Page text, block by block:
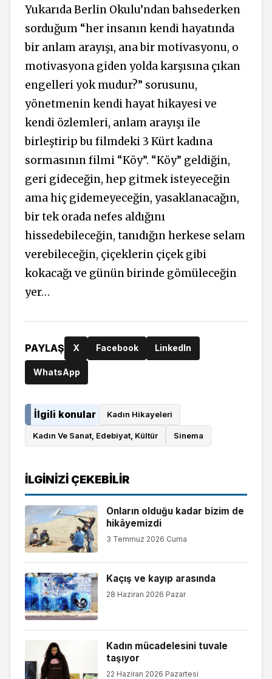
Yukarıda Berlin Okulu’ndan bahsederken
sorduğum “her insanın kendi hayatında
bir anlam arayışı, ana bir motivasyonu, o
motivasyona giden yolda karşısına çıkan
engelleri yok mudur?” sorusunu,
yönetmenin kendi hayat hikayesi ve
kendi özlemleri, anlam arayışı ile
birleştirip bu filmdeki 3 Kürt kadına
sormasının filmi “Köy”. “Köy” geldiğin,
geri gideceğin, hep gitmek isteyeceğin
ama hiç gidemeyeceğin, yasaklanacağın,
bir tek orada nefes aldığını
hissedebileceğin, tanıdığın herkese selam
verebileceğin, çiçeklerin çiçek gibi
kokacağı ve günün birinde gömüleceğin
yer…
PAYLAŞ X Facebook LinkedIn
WhatsApp
İlgili konular Kadın Hikayeleri
Kadın Ve Sanat, Edebiyat, Kültür Sinema
İLGINIZI ÇEKEBILIR
Onların olduğu kadar bizim de
hikâyemizdi
3 Temmuz 2026 Cuma
Kaçış ve kayıp arasında
28 Haziran 2026 Pazar
Kadın mücadelesini tuvale
taşıyor
22 Haziran 2026 Pazartesi